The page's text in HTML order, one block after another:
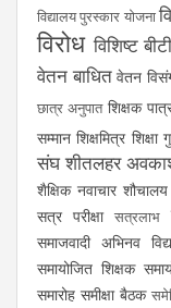
विद्यालय पुरस्कार योजना
विरोध विशिष्ट
वेतन बाधित वेतन
छात्र अनुपात शिक्षक
सम्मान शिक्षमित्र शिक्षा
संघ शीतलहर
शैक्षिक नवाचार शौचालय
सत्र परीक्षा सत्रलाभ
समाजवादी अभिनव
समायोजित शिक्षक
समारोह समीक्षा बैठक